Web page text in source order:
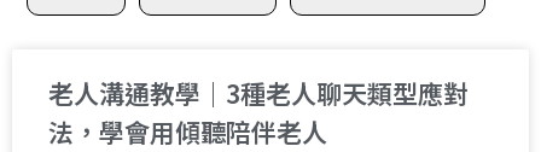
老人溝通教學｜3種老人聊天類型應對
法，學會用傾聽陪伴老人